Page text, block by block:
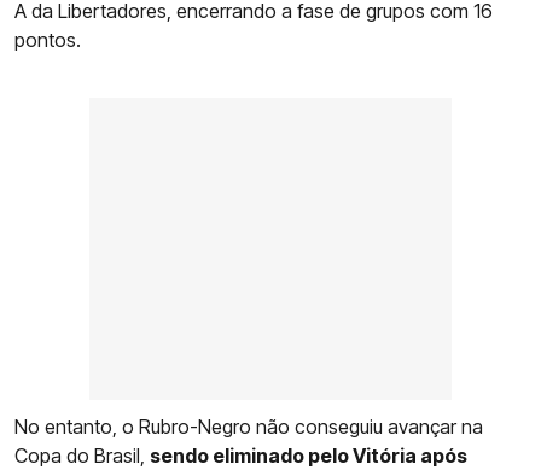
A da Libertadores, encerrando a fase de grupos com 16
pontos.
No entanto, o Rubro-Negro não conseguiu avançar na
Copa do Brasil, sendo eliminado pelo Vitória após